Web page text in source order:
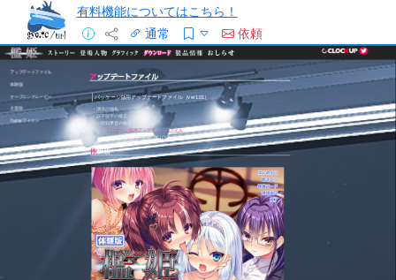
有料機能についてはこちら！
通常
依頼